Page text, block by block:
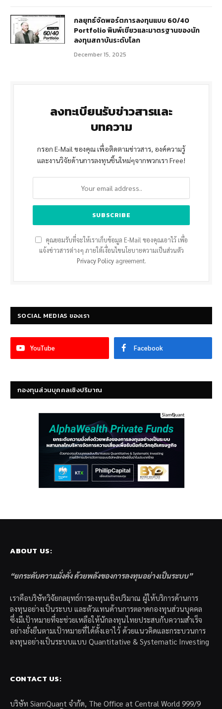
กลยุทธ์จัดพอร์ตการลงทุนแบบ 60/40
Portfolio พิมพ์เขียวและมาตรฐานของนัก
ลงทุนสถาบันระดับโลก
December 15, 2025
ลงทะเบียนรับข่าวสารและ
บทความ
กรอก E-Mail ของคุณ เพื่อติดตามข่าวสาร, องค์ความรู้
และงานวิจัยด้านการลงทุนชิ้นใหม่ๆจากพวกเรา Free!
คุณยอมรับที่จะให้เราเก็บข้อมูล E-Mail ของคุณเอาไว้ เพื่อ
แจ้งข่าวสารต่างๆ ภายใต้เงื่อนไขนโยบายความเป็นส่วนตัว
Privacy Policyagreement.
SOCIAL MEDIAS ของเรา
YouTube Facebook
กองทุนส่วนบุคคลเชิงปริมาณ
ABOUT US:
“ยกระดับความมั่งคั่ง ด้วยพลังของการลงทุนอย่างเป็นระบบ”
เราคือบริษัทวิจัยกลยุทธ์การลงทุนเชิงปริมาณ ผู้ให้บริการด้านการ
ลงทุนอย่างเป็นระบบ และตัวแทนด้านการตลาดกองทุนส่วนบุคคล
ซึ่งมีเป้าหมายที่จะช่วยเหลือให้นักลงทุนไทยประสบกับความสำเร็จ
อย่างยั่งยืนตามเป้าหมายที่ได้ตั้งเอาไว้ ด้วยแนวคิดและกระบวนการ
ลงทุนอย่างเป็นระบบแบบ Quantitative & Systematic Investing
CONTACT US:
บริษัท SiamQuant จำกัด, The Office at Central World 999/9